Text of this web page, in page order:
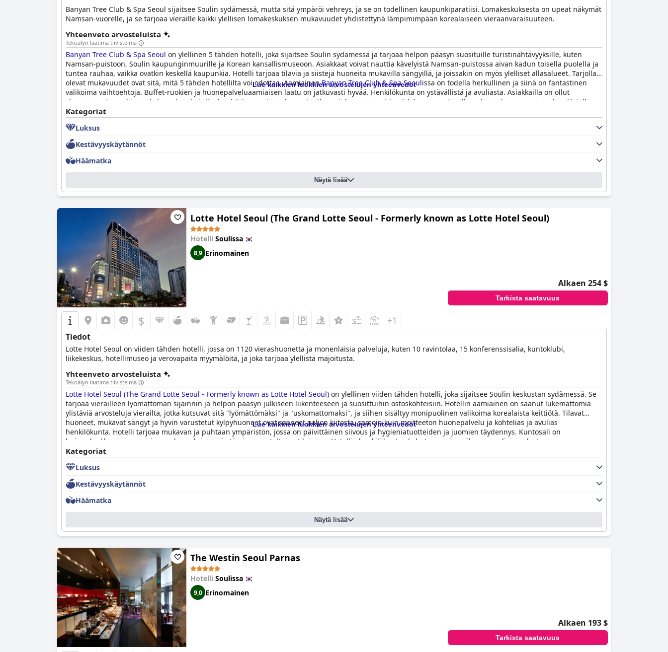
Banyan Tree Club & Spa Seoul sijaitsee Soulin sydämessä, mutta sitä ympäröi vehreys, ja se on todellinen kaupunkiparatiisi. Lomakeskuksesta on upeat näkymät
Namsan-vuorelle, ja se tarjoaa vieraille kaikki ylellisen lomakeskuksen mukavuudet yhdistettynä lämpimimpään korealaiseen vieraanvaraisuuteen.
Yhteenveto arvosteluista
Tekoälyn laatima tiivistelmä
Banyan Tree Club & Spa Seoul on ylellinen 5 tähden hotelli, joka sijaitsee Soulin sydämessä ja tarjoaa helpon pääsyn suosituille turistinähtävyyksille, kuten
Namsan-puistoon, Soulin kaupunginmuurille ja Korean kansallismuseoon. Asiakkaat voivat nauttia kävelyistä Namsan-puistossa aivan kadun toisella puolella ja
tuntea rauhaa, vaikka ovatkin keskellä kaupunkia. Hotelli tarjoaa tilavia ja siistejä huoneita mukavilla sängyillä, ja joissakin on myös ylelliset allasalueet. Tarjolla
olevat mukavuudet ovat sitä, mitä 5 tähden hotellilta voi odottaa. AamiainenBanyan Tree Club & Spa Seoulissa on todella herkullinen ja siinä on fantastinen
valikoima vaihtoehtoja. Buffet-ruokien ja huonepalveluaamiaisen laatu on jatkuvasti hyvää. Henkilökunta on ystävällistä ja avuliasta. Asiakkailla on ollut
ylivoimaisesti positiivisia kokemuksia hotellin henkilökunnasta, ja he ovat jatkuvasti huomioineet henkilökunnan ystävällisyyden ja huomaavaisuuden. Hotellin
kylpylätilat ovat saaneet asiakkailta ylistystä, ja monet nauttivat yksityisistä hamam- ja kuumista kylvyistä omien huoneidensa mukavuudessa.
& Spa Seoulin ulkouima-allas voi olla lisämaksullinen, mutta se on asiakkaiden mukaan sen arvoinen. Uima-altaalla on eksoottinen tunnelma, joka muistuttaa
Kaakkois-Aasiaa, ja sieltä on upeat näkymät kaupunkiin. Kaiken kaikkiaan
rauhallisen ja rentouttavan loman perheille.
Lue kaikkien luokkien arvostelujen yhteenvedot
Kategoriat
Luksus
Kestävyyskäytännöt
Häämatka
Näytä lisää
Lotte Hotel Seoul (The Grand Lotte Seoul - Formerly known as Lotte Hotel Seoul)
Hotelli Soulissa
8,9 Erinomainen
Alkaen 254 $
Tarkista saatavuus
$ +1
Tiedot
Lotte Hotel Seoul on viiden tähden hotelli, jossa on 1120 vierashuonetta ja monenlaisia palveluja, kuten 10 ravintolaa, 15 konferenssisalia, kuntoklubi,
liikekeskus, hotellimuseo ja verovapaita myymälöitä, ja joka tarjoaa ylellistä majoitusta.
Yhteenveto arvosteluista
Tekoälyn laatima tiivistelmä
Lotte Hotel Seoul (The Grand Lotte Seoul - Formerly known as Lotte Hotel Seoul) on ylellinen viiden tähden hotelli, joka sijaitsee Soulin keskustan sydämessä. Se
tarjoaa vierailleen lyömättömän sijainnin ja helpon pääsyn julkiseen liikenteeseen ja suosittuihin ostoskohteisiin. Hotellin aamiainen on saanut lukemattomia
ylistäviä arvosteluja vierailta, jotka kutsuvat sitä "lyömättömäksi" ja "uskomattomaksi", ja siihen sisältyy monipuolinen valikoima korealaista keittiötä. Tilavat
huoneet, mukavat sängyt ja hyvin varustetut kylpyhuoneet ovat saaneet paljon kiitosta, samoin kuin moitteeton huonepalvelu ja kohtelias ja avulias
henkilökunta. Hotelli tarjoaa mukavan ja puhtaan ympäristön, jossa on päivittäinen siivous ja hygieniatuotteiden ja juomien täydennys. Kuntosali on
huippuluokkaa erinomaisine mukavuuksineen ja täysin varusteltuine tiloineen. Hotellin henkilökuntaa kehutaan enimmäkseen avuliaisuudesta,
ammattimaisuudesta ja kohteliaisuudesta, ja jotkut heistä osaavat puhua japania. Hotellia pidetään palvelutasoonsa nähden kohtuuhintaisena, vaikka joitain
pieniä ongelmia, kuten vanhentuneita tiloja ja rajoitettuja mukavuuksia joissakin huoneissa, esiintyy. Kaiken kaikkiaanLotte Hotel Seoul (The Grand Lotte Seoul -
Formerly known as Lotte Hotel Seoul)
Lue kaikkien luokkien arvostelujen yhteenvedot
Kategoriat
Luksus
Kestävyyskäytännöt
Häämatka
Näytä lisää
The Westin Seoul Parnas
Hotelli Soulissa
9,0 Erinomainen
Alkaen 193 $
Tarkista saatavuus